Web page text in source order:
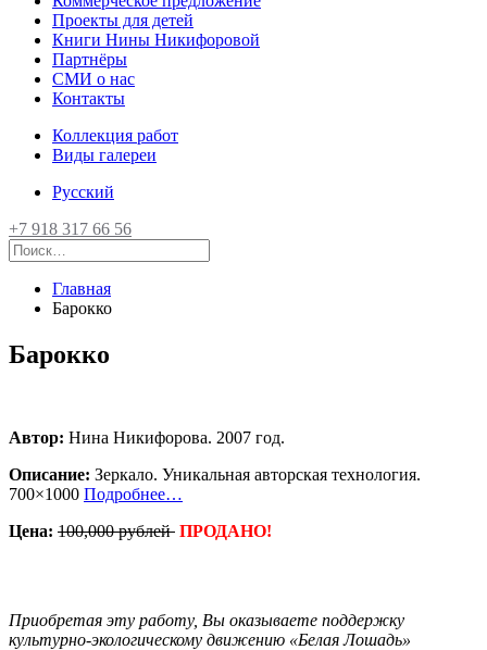
Проекты для детей
Книги Нины Никифоровой
Партнёры
СМИ о нас
Контакты
Коллекция работ
Виды галереи
Русский
+7 918 317 66 56
Главная
Барокко
Барокко
Автор: Нина Никифорова. 2007 год.
Описание: Зеркало. Уникальная авторская технология.
700×1000 Подробнее…
Цена: 100,000 рублей ПРОДАНО!
Приобретая эту работу, Вы оказываете поддержку
культурно-экологическому движению «Белая Лошадь»